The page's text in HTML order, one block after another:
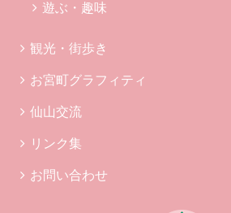
遊ぶ・趣味
観光・街歩き
お宮町グラフィティ
仙山交流
リンク集
お問い合わせ